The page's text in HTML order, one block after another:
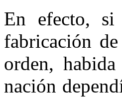
En efecto,
fabricación
orden,
nación